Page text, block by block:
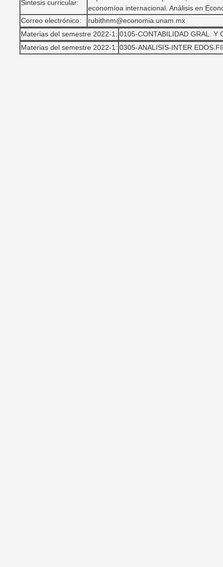
Sintesis curricular:
economíoa internacional. Análisis en
Correo electrónico:
rubithnm@economia.unam.mx
Materias del semestre 2022-1: 0105-CONTABILIDAD GRAL. Y
Materias del semestre 2022-1: 0305-ANALISIS-